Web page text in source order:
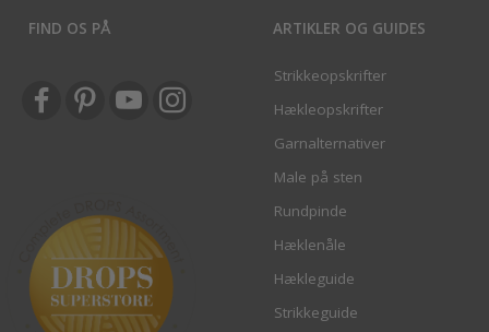
FIND OS PÅ ARTIKLER OG GUIDES
Strikkeopskrifter
Hækleopskrifter
Garnalternativer
Male på sten
Rundpinde
Hæklenåle
Hækleguide
Strikkeguide